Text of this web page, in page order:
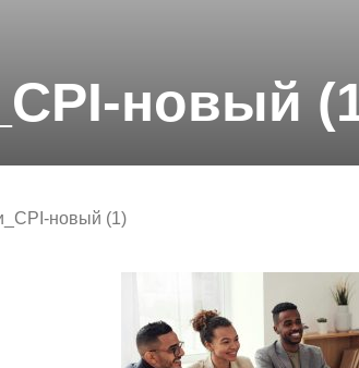
новый
новый (1)